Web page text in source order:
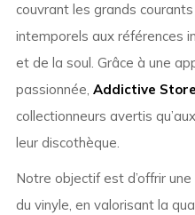
couvrant les grands
intemporels aux références
et de la soul. Grâce à une
passionnée, Addictive Store
collectionneurs avertis
leur discothèque.
Notre objectif est d’offrir
du vinyle, en valorisant la